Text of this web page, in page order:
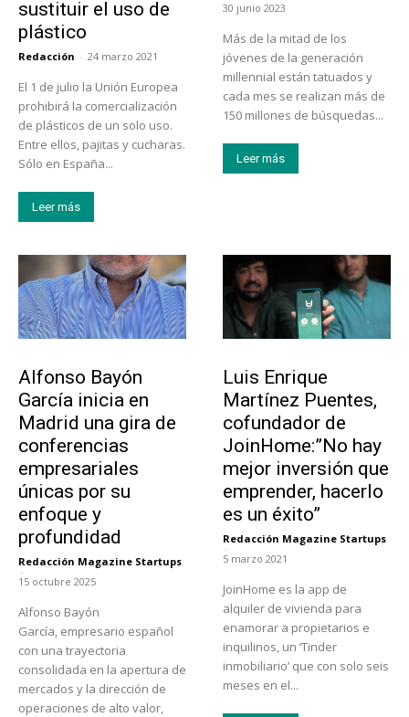
sustituir el uso de
plástico
Redacción - 24 marzo 2021
El 1 de julio la Unión Europea
prohibirá la comercialización
de plásticos de un solo uso.
Entre ellos, pajitas y cucharas.
Sólo en España...
Leer más
30 junio 2023
Más de la mitad de los
jóvenes de la generación
millennial están tatuados y
cada mes se realizan más de
150 millones de búsquedas...
Leer más
Alfonso Bayón
García inicia en
Madrid una gira de
conferencias
empresariales
únicas por su
enfoque y
profundidad
Redacción Magazine Startups
-
15 octubre 2025
Alfonso Bayón
García, empresario español
con una trayectoria
consolidada en la apertura de
mercados y la dirección de
operaciones de alto valor,
Luis Enrique
Martínez Puentes,
cofundador de
JoinHome:”No hay
mejor inversión que
emprender, hacerlo
es un éxito”
Redacción Magazine Startups
-
5 marzo 2021
JoinHome es la app de
alquiler de vivienda para
enamorar a propietarios e
inquilinos, un ‘Tinder
inmobiliario’ que con solo seis
meses en el...